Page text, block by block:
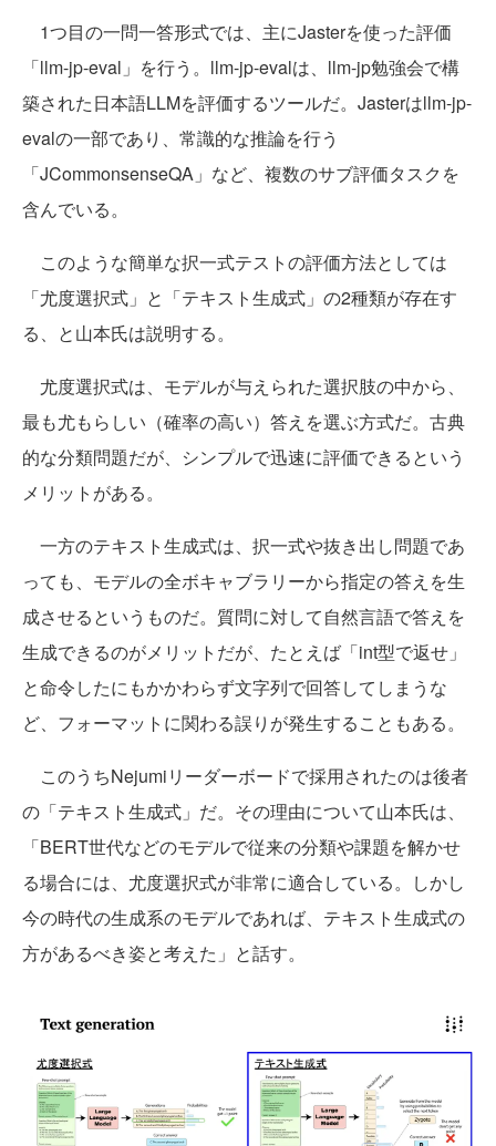
1つ目の一問一答形式では、主にJasterを使った評価
「llm-jp-eval」を行う。llm-jp-evalは、llm-jp勉強会で構
築された日本語LLMを評価するツールだ。Jasterはllm-jp-
evalの一部であり、常識的な推論を行う
「JCommonsenseQA」など、複数のサブ評価タスクを
含んでいる。
このような簡単な択一式テストの評価方法としては
「尤度選択式」と「テキスト生成式」の2種類が存在す
る、と山本氏は説明する。
尤度選択式は、モデルが与えられた選択肢の中から、
最も尤もらしい（確率の高い）答えを選ぶ方式だ。古典
的な分類問題だが、シンプルで迅速に評価できるという
メリットがある。
一方のテキスト生成式は、択一式や抜き出し問題であ
っても、モデルの全ボキャブラリーから指定の答えを生
成させるというものだ。質問に対して自然言語で答えを
生成できるのがメリットだが、たとえば「int型で返せ」
と命令したにもかかわらず文字列で回答してしまうな
ど、フォーマットに関わる誤りが発生することもある。
このうちNejumiリーダーボードで採用されたのは後者
の「テキスト生成式」だ。その理由について山本氏は、
「BERT世代などのモデルで従来の分類や課題を解かせ
る場合には、尤度選択式が非常に適合している。しかし
今の時代の生成系のモデルであれば、テキスト生成式の
方があるべき姿と考えた」と話す。